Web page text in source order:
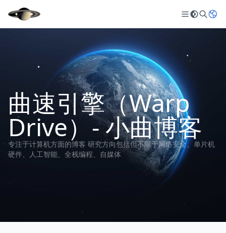
曲速引擎（Warp
Drive）- 小曲博客
专注于计算机方面的博客 研究方向包括但不限于网络安全、单片机
硬件、人工智能、全栈编程、自媒体